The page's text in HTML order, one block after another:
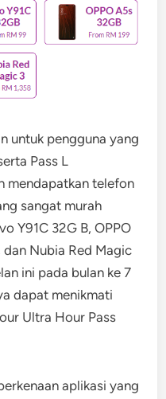
untuk pengguna yang
Pass L
mendapatkan telefon
sangat murah
Y91C 32G B, OPPO
dan Nubia Red Magic
ini pada bulan ke 7
dapat menikmati
Ultra Hour Pass
aplikasi yang